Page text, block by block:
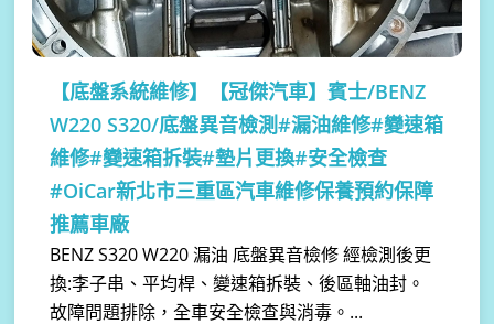
【底盤系統維修】
【冠傑汽車】賓士/BENZ
W220 S320/底盤異音檢測#漏油維修#變速箱
維修#變速箱拆裝#墊片更換#安全檢查
#OiCar新北市三重區汽車維修保養預約保障
推薦車廠
BENZ S320 W220 漏油 底盤異音檢修 經檢測後更
換:李子串、平均桿、變速箱拆裝、後區軸油封。
故障問題排除，全車安全檢查與消毒。...